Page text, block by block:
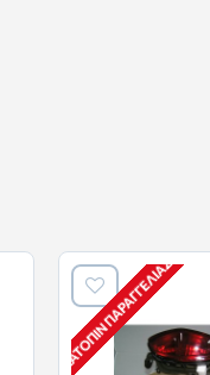
ΚΑΤΌΠΙΝ ΠΑΡΑΓΓΕΛΊΑΣ *